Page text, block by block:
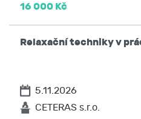
16 000 Kč
Relaxační techniky v
5.11.2026
CETERAS s.r.o.